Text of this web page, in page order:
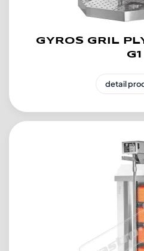
GYROS GRIL
G1
detail